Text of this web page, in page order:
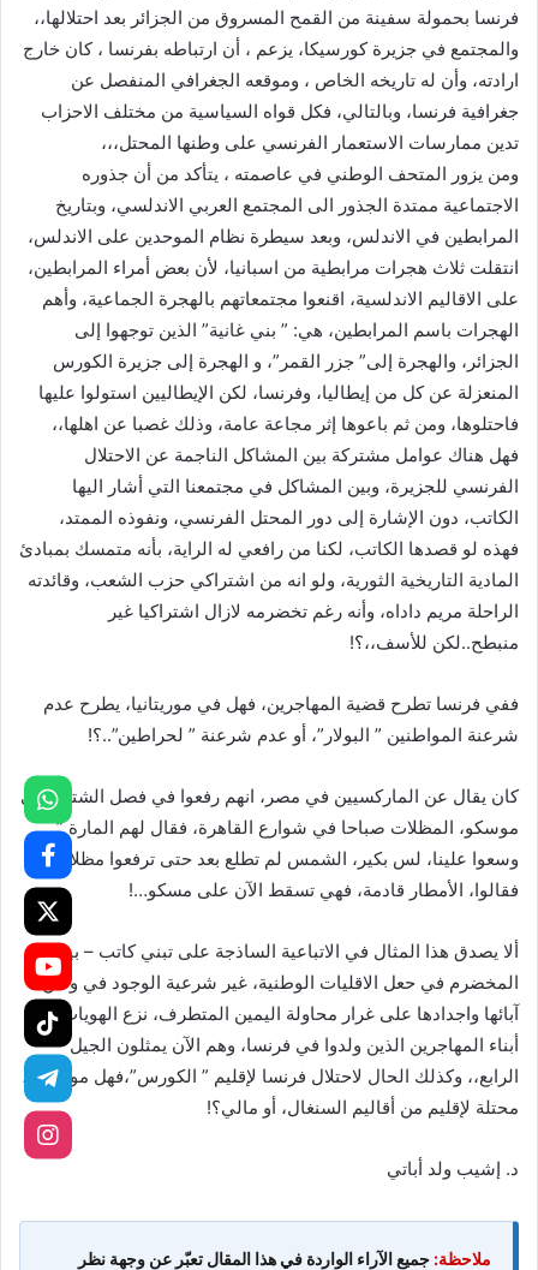
فرنسا بحمولة سفينة من القمح المسروق من الجزائر بعد احتلالها،،
والمجتمع في جزيرة كورسيكا، يزعم ، أن ارتباطه بفرنسا ، كان خارج
ارادته، وأن له تاريخه الخاص ، وموقعه الجغرافي المنفصل عن
جغرافية فرنسا، وبالتالي، فكل قواه السياسية من مختلف الاحزاب
تدين ممارسات الاستعمار الفرنسي على وطنها المحتل،،،
ومن يزور المتحف الوطني في عاصمته ، يتأكد من أن جذوره
الاجتماعية ممتدة الجذور الى المجتمع العربي الاندلسي، وبتاريخ
المرابطين في الاندلس، وبعد سيطرة نظام الموحدين على الاندلس،
انتقلت ثلاث هجرات مرابطية من اسبانيا، لأن بعض أمراء المرابطين،
على الاقاليم الاندلسية، اقنعوا مجتمعاتهم بالهجرة الجماعية، وأهم
الهجرات باسم المرابطين، هي: ” بني غانية” الذين توجهوا إلى
الجزائر، والهجرة إلى” جزر القمر”، و الهجرة إلى جزيرة الكورس
المنعزلة عن كل من إيطاليا، وفرنسا، لكن الإيطاليين استولوا عليها
فاحتلوها، ومن ثم باعوها إثر مجاعة عامة، وذلك غصبا عن اهلها،،
فهل هناك عوامل مشتركة بين المشاكل الناجمة عن الاحتلال
الفرنسي للجزيرة، وبين المشاكل في مجتمعنا التي أشار اليها
الكاتب، دون الإشارة إلى دور المحتل الفرنسي، ونفوذه الممتد،
فهذه لو قصدها الكاتب، لكنا من رافعي له الراية، بأنه متمسك بمبادئ
المادية التاريخية الثورية، ولو انه من اشتراكي حزب الشعب، وقائدته
الراحلة مريم داداه، وأنه رغم تخضرمه لازال اشتراكيا غير
منبطح..لكن للأسف،،؟!
ففي فرنسا تطرح قضية المهاجرين، فهل في موريتانيا، يطرح عدم
شرعنة المواطنين ” البولار”، أو عدم شرعنة ” لحراطين”..؟!
كان يقال عن الماركسيين في مصر، انهم رفعوا في فصل الشتاء على
موسكو، المظلات صباحا في شوارع القاهرة، فقال لهم المارة ”
وسعوا علينا، لس بكير، الشمس لم تطلع بعد حتى ترفعوا مظلاتكم”،
فقالوا، الأمطار قادمة، فهي تسقط الآن على مسكو…!
ألا يصدق هذا المثال في الاتباعية الساذجة على تبني كاتب – بيرام،
المخضرم في حعل الاقليات الوطنية، غير شرعية الوجود في وطن
آبائها واجدادها على غرار محاولة اليمين المتطرف، نزع الهويات من
أبناء المهاجرين الذين ولدوا في فرنسا، وهم الآن يمثلون الجيل
الرابع،، وكذلك الحال لاحتلال فرنسا لإقليم ” الكورس”،فهل موريتانيا،
محتلة لإقليم من أقاليم السنغال، أو مالي؟!
د. إشيب ولد أباتي
ملاحظة: جميع الآراء الواردة في هذا المقال تعبّر عن وجهة نظر